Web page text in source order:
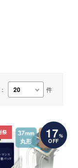
件
祭 17%
OFF